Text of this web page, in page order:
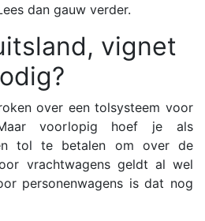
dan gauw verder.
vignet
over een tolsysteem voor
voorlopig hoef je als
tol te betalen om over de
vrachtwagens geldt al wel
personenwagens is dat nog